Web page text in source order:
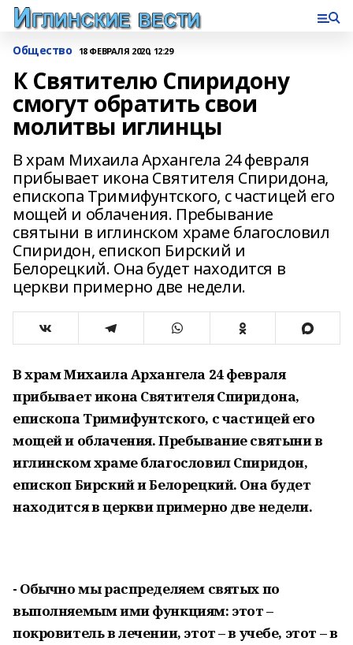
Общество 18 ФЕВРАЛЯ 2020, 12:29
К Святителю Спиридону
смогут обратить свои
молитвы иглинцы
В храм Михаила Архангела 24 февраля
прибывает икона Святителя Спиридона,
епископа Тримифунтского, с частицей его
мощей и облачения. Пребывание
святыни в иглинском храме благословил
Спиридон, епископ Бирский и
Белорецкий. Она будет находится в
церкви примерно две недели.
В храм Михаила Архангела 24 февраля
прибывает икона Святителя Спиридона,
епископа Тримифунтского, с частицей его
мощей и облачения. Пребывание святыни в
иглинском храме благословил Спиридон,
епископ Бирский и Белорецкий. Она будет
находится в церкви примерно две недели.
- Обычно мы распределяем святых по
выполняемым ими функциям: этот –
покровитель в лечении, этот – в учебе, этот – в